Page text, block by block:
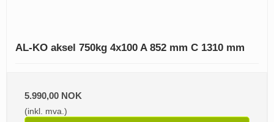
AL-KO aksel 750kg 4x100 A 852 mm C 1310 mm
5.990,00 NOK
(inkl. mva.)